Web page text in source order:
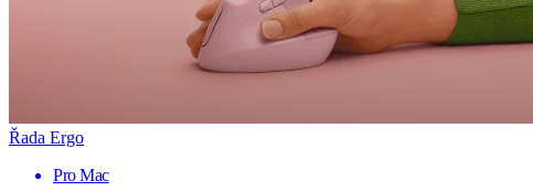
Řada Ergo
Pro Mac